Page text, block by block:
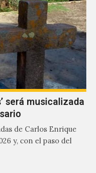
será musicalizada
de Carlos Enrique
y, con el paso del